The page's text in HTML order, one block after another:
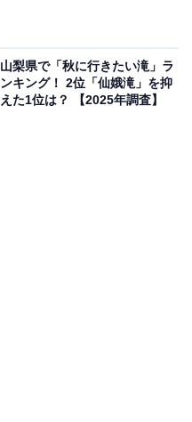
山梨県で「秋に行きたい滝」ラ
ンキング！ 2位「仙娥滝」を抑
えた1位は？ 【2025年調査】